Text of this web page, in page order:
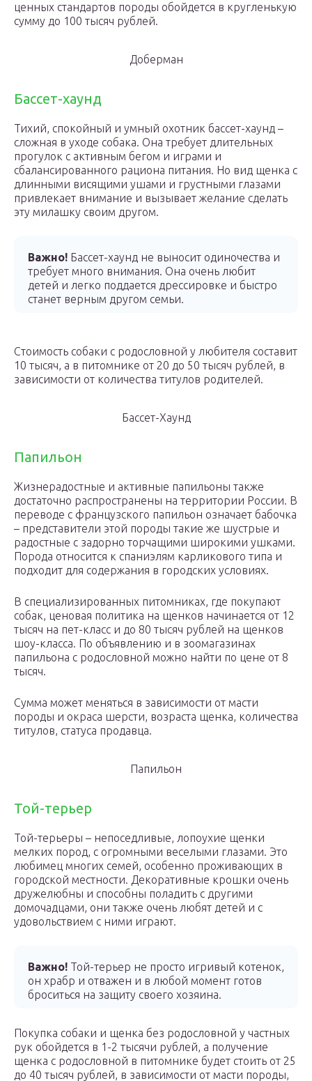
ценных стандартов породы обойдется в кругленькую
сумму до 100 тысяч рублей.
Доберман
Бассет-хаунд
Тихий, спокойный и умный охотник бассет-хаунд –
сложная в уходе собака. Она требует длительных
прогулок с активным бегом и играми и
сбалансированного рациона питания. Но вид щенка с
длинными висящими ушами и грустными глазами
привлекает внимание и вызывает желание сделать
эту милашку своим другом.
Важно! Бассет-хаунд не выносит одиночества и
требует много внимания. Она очень любит
детей и легко поддается дрессировке и быстро
станет верным другом семьи.
Стоимость собаки с родословной у любителя составит
10 тысяч, а в питомнике от 20 до 50 тысяч рублей, в
зависимости от количества титулов родителей.
Бассет-Хаунд
Папильон
Жизнерадостные и активные папильоны также
достаточно распространены на территории России. В
переводе с французского папильон означает бабочка
– представители этой породы такие же шустрые и
радостные с задорно торчащими широкими ушками.
Порода относится к спаниэлям карликового типа и
подходит для содержания в городских условиях.
В специализированных питомниках, где покупают
собак, ценовая политика на щенков начинается от 12
тысяч на пет-класс и до 80 тысяч рублей на щенков
шоу-класса. По объявлению и в зоомагазинах
папильона с родословной можно найти по цене от 8
тысяч.
Сумма может меняться в зависимости от масти
породы и окраса шерсти, возраста щенка, количества
титулов, статуса продавца.
Папильон
Той-терьер
Той-терьеры – непоседливые, лопоухие щенки
мелких пород, с огромными веселыми глазами. Это
любимец многих семей, особенно проживающих в
городской местности. Декоративные крошки очень
дружелюбны и способны поладить с другими
домочадцами, они также очень любят детей и с
удовольствием с ними играют.
Важно! Той-терьер не просто игривый котенок,
он храбр и отважен и в любой момент готов
броситься на защиту своего хозяина.
Покупка собаки и щенка без родословной у частных
рук обойдется в 1-2 тысячи рублей, а получение
щенка с родословной в питомнике будет стоить от 25
до 40 тысяч рублей, в зависимости от масти породы,